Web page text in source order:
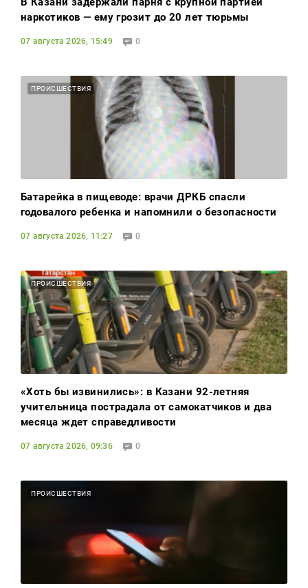
наркотиков — ему грозит до 20 лет тюрьмы
07 августа 2026, 15:49 0
ПРОИСШЕСТВИЯ
Батарейка в пищеводе: врачи ДРКБ спасли
годовалого ребенка и напомнили о безопасности
07 августа 2026, 11:27 0
ПРОИСШЕСТВИЯ
«Хоть бы извинились»: в Казани 92-летняя
учительница пострадала от самокатчиков и два
месяца ждет справедливости
07 августа 2026, 09:36 0
ПРОИСШЕСТВИЯ